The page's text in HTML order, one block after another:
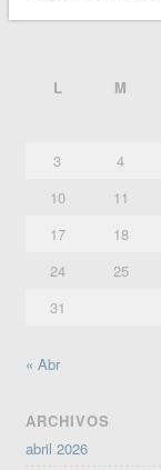
L
M
3
4
10
11
17
18
24
25
31
« Abr
ARCHIVOS
abril 2026